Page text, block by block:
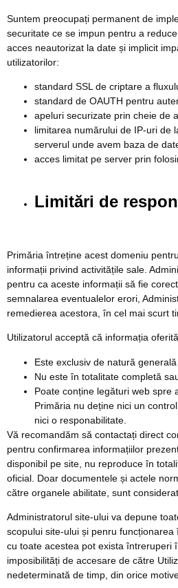
Suntem preocupați permanent de
securitate ce se impun pentru a
acces neautorizat la date și implicit
utilizatorilor:
standard SSL de criptare a
standard de OAUTH pentru
apeluri securizate prin cheie de
limitarea numărului de IP-uri de
serverul unde avem baza de
acces limitat pe server prin
Limitări de
Primăria întreține acest domeniu
informații privind activitățile sale.
pentru ca aceste informații să fie
semnalarea eventualelor erori,
remedierea acestora, în cel mai scurt
Utilizatorul acceptă că informația
Este exclusiv de natură generală
Nu este în totalitate completă
Poate conține legături web spre
Primăria nu deține nici un
nici o responabilitate.
Vă recomandăm să contactați direct
pentru confirmarea informațiilor
disponibil pe site, nu reproduce în
oficial. Doar documentele și actele
către organele abilitate, sunt
Administratorul site-ului va depune
scopului site-ului și penru
cu toate acestea pot exista întreruperi
imposibilități de accesare de către
nedeterminată de timp, din orice